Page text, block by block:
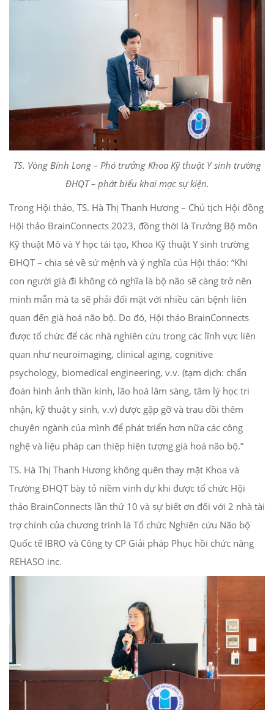
TS. Vòng Bính Long – Phó trưởng Khoa Kỹ thuật Y sinh trường
ĐHQT – phát biểu khai mạc sự kiện.
Trong Hội thảo, TS. Hà Thị Thanh Hương – Chủ tịch Hội đồng
Hội thảo BrainConnects 2023, đồng thời là Trưởng Bộ môn
Kỹ thuật Mô và Y học tái tạo, Khoa Kỹ thuật Y sinh trường
ĐHQT – chia sẻ về sứ mệnh và ý nghĩa của Hội thảo: “Khi
con người già đi không có nghĩa là bộ não sẽ càng trở nên
minh mẫn mà ta sẽ phải đối mặt với nhiều căn bệnh liên
quan đến già hoá não bộ. Do đó, Hội thảo BrainConnects
được tổ chức để các nhà nghiên cứu trong các lĩnh vực liên
quan như neuroimaging, clinical aging, cognitive
psychology, biomedical engineering, v.v. (tạm dịch: chẩn
đoán hình ảnh thần kinh, lão hoá lâm sàng, tâm lý học tri
nhận, kỹ thuật y sinh, v.v) được gặp gỡ và trau dồi thêm
chuyên ngành của mình để phát triển hơn nữa các công
nghệ và liệu pháp can thiệp hiện tượng già hoá não bộ.”
TS. Hà Thị Thanh Hương không quên thay mặt Khoa và
Trường ĐHQT bày tỏ niềm vinh dự khi được tổ chức Hội
thảo BrainConnects lần thứ 10 và sự biết ơn đối với 2 nhà tài
trợ chính của chương trình là Tổ chức Nghiên cứu Não bộ
Quốc tế IBRO và Công ty CP Giải pháp Phục hồi chức năng
REHASO inc.